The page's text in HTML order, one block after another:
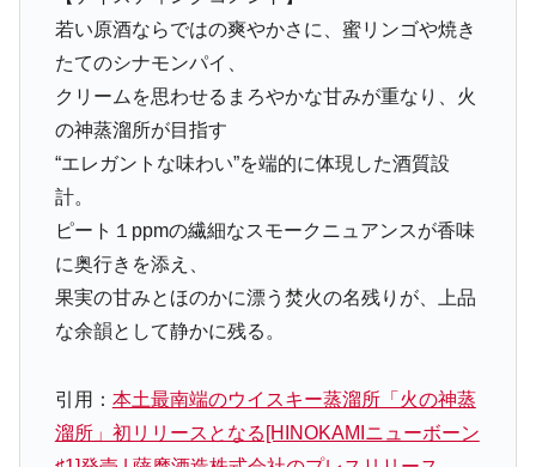
若い原酒ならではの爽やかさに、蜜リンゴや焼き
たてのシナモンパイ、
クリームを思わせるまろやかな甘みが重なり、火
の神蒸溜所が目指す
“エレガントな味わい”を端的に体現した酒質設
計。
ピート１ppmの繊細なスモークニュアンスが香味
に奥行きを添え、
果実の甘みとほのかに漂う焚火の名残りが、上品
な余韻として静かに残る。
引用： 本土最南端のウイスキー蒸溜所「火の神蒸
溜所」初リリースとなる[HINOKAMIニューボーン